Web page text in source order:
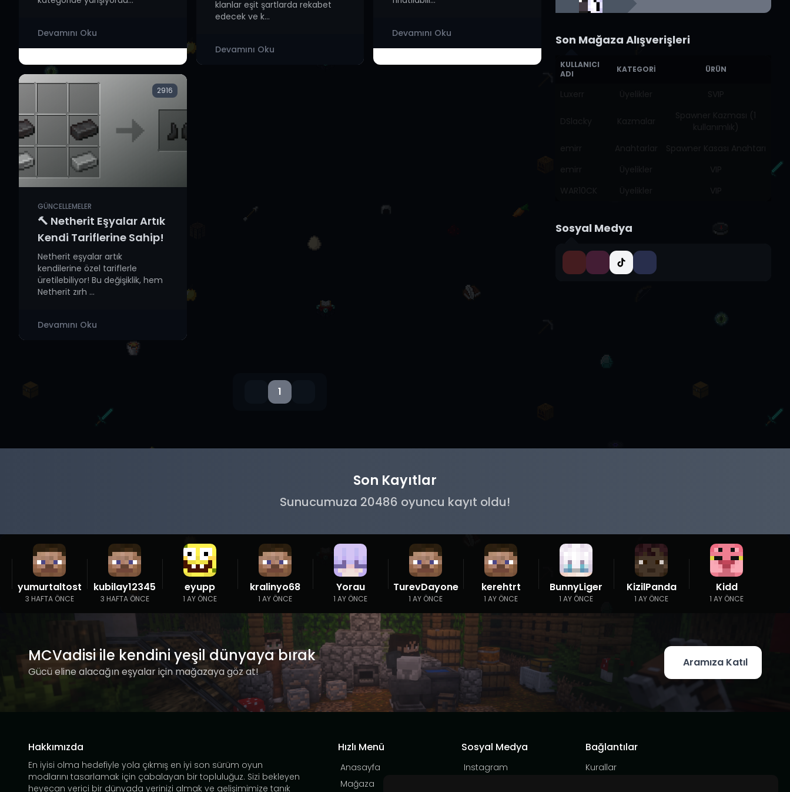
Devamını Oku
klanlar eşit şartlarda rekabet
edecek ve k...
Devamını Oku
Devamını Oku
2916
GÜNCELLEMELER
🔨 Netherit Eşyalar Artık
Kendi Tariflerine Sahip!
Netherit eşyalar artık
kendilerine özel tariflerle
üretilebiliyor! Bu değişiklik, hem
Netherit zırh ...
Devamını Oku
1
Son Mağaza Alışverişleri
KULLANICI
ADI
KATEGORI ÜRÜN
Sosyal Medya
Son Kayıtlar
Sunucumuza 20486 oyuncu kayıt oldu!
yumurtaltost
3 HAFTA ÖNCE
kubilay12345
3 HAFTA ÖNCE
eyupp
1 AY ÖNCE
kralinyo68
1 AY ÖNCE
Yorau
1 AY ÖNCE
TurevDayone
1 AY ÖNCE
kerehtrt
1 AY ÖNCE
BunnyLiger
1 AY ÖNCE
KizilPanda
1 AY ÖNCE
Kidd
1 AY ÖNCE
MCVadisi ile kendini yeşil dünyaya bırak
Gücü eline alacağın eşyalar için mağazaya göz at!
Aramıza Katıl
Hakkımızda
En iyisi olma hedefiyle yola çıkmış en iyi son sürüm oyun
modlarını tasarlamak için çabalayan bir topluluğuz. Sizi bekleyen
heyecan verici bir dünyada yerinizi almak ve gelişimimize tanık
Hızlı Menü
Anasayfa
Mağaza
Sosyal Medya
Instagram
Bağlantılar
Kurallar